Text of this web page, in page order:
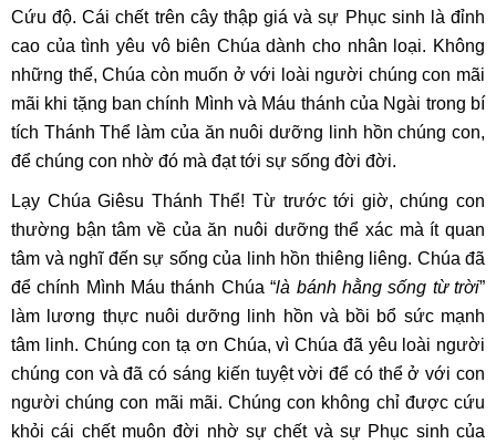
Cứu độ. Cái chết trên cây thập giá và sự Phục sinh là đỉnh
cao của tình yêu vô biên Chúa dành cho nhân loại. Không
những thế, Chúa còn muốn ở với loài người chúng con mãi
mãi khi tặng ban chính Mình và Máu thánh của Ngài trong bí
tích Thánh Thể làm của ăn nuôi dưỡng linh hồn chúng con,
để chúng con nhờ đó mà đạt tới sự sống đời đời.
Lạy Chúa Giêsu Thánh Thể! Từ trước tới giờ, chúng con
thường bận tâm về của ăn nuôi dưỡng thể xác mà ít quan
tâm và nghĩ đến sự sống của linh hồn thiêng liêng. Chúa đã
để chính Mình Máu thánh Chúa “là bánh hằng sống từ trời”
làm lương thực nuôi dưỡng linh hồn và bồi bổ sức mạnh
tâm linh. Chúng con tạ ơn Chúa, vì Chúa đã yêu loài người
chúng con và đã có sáng kiến tuyệt vời để có thể ở với con
người chúng con mãi mãi. Chúng con không chỉ được cứu
khỏi cái chết muôn đời nhờ sự chết và sự Phục sinh của